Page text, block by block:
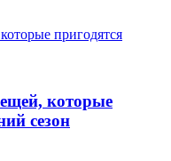
которые
сезон